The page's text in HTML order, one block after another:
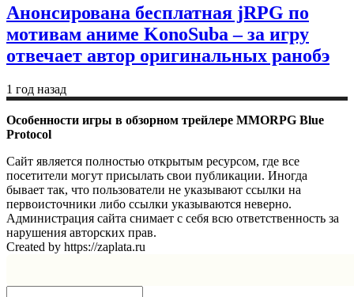
Анонсирована бесплатная jRPG по
мотивам аниме KonoSuba – за игру
отвечает автор оригинальных ранобэ
1 год назад
Особенности игры в обзорном трейлере MMORPG Blue
Protocol
Сайт является полностью открытым ресурсом, где все
посетители могут присылать свои публикации. Иногда
бывает так, что пользователи не указывают ссылки на
первоисточники либо ссылки указываются неверно.
Администрация сайта снимает с себя всю ответственность за
нарушения авторских прав.
Created by https://zaplata.ru